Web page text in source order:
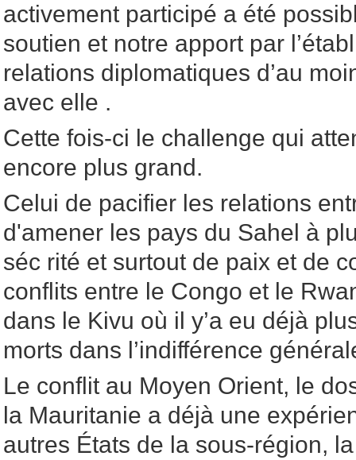
activement participé a été
soutien et notre apport par
relations diplomatiques d’au
avec elle .
Cette fois-ci le challenge qui
encore plus grand.
Celui de pacifier les relations
d'amener les pays du Sahel à
séc rité et surtout de paix et de
conflits entre le Congo et le
dans le Kivu où il y’a eu déjà
morts dans l’indifférence
Le conflit au Moyen Orient, le
la Mauritanie a déjà une
autres États de la sous-région,